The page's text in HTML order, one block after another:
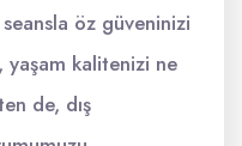
öz güveninizi
kalitenizi ne
de, dış